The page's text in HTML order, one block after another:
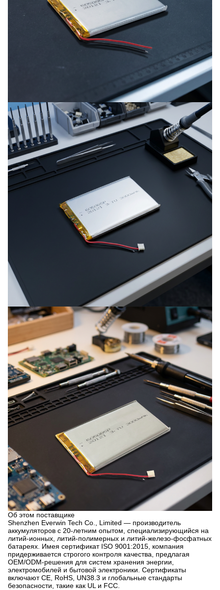
Об этом поставщике
Shenzhen Everwin Tech Co., Limited — производитель
аккумуляторов с 20-летним опытом, специализирующийся на
литий-ионных, литий-полимерных и литий-железо-фосфатных
батареях. Имея сертификат ISO 9001:2015, компания
придерживается строгого контроля качества, предлагая
OEM/ODM-решения для систем хранения энергии,
электромобилей и бытовой электроники. Сертификаты
включают CE, RoHS, UN38.3 и глобальные стандарты
безопасности, такие как UL и FCC.